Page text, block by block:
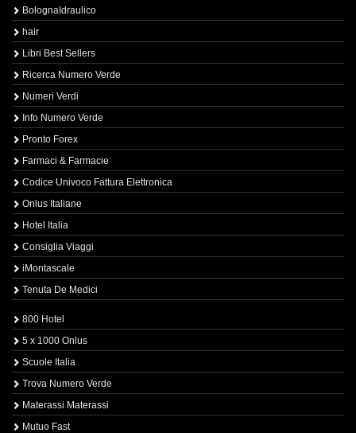
BolognaIdraulico
hair
Libri Best Sellers
Ricerca Numero Verde
Numeri Verdi
Info Numero Verde
Pronto Forex
Farmaci & Farmacie
Codice Univoco Fattura Elettronica
Onlus Italiane
Hotel Italia
Consiglia Viaggi
iMontascale
Tenuta De Medici
800 Hotel
5 x 1000 Onlus
Scuole Italia
Trova Numero Verde
Materassi Materassi
Mutuo Fast